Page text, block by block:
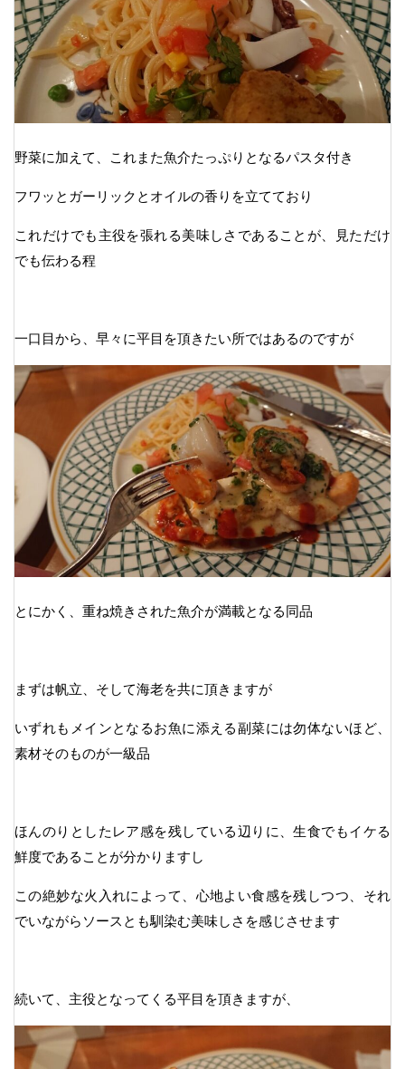
野菜に加えて、これまた魚介たっぷりとなるパスタ付き
フワッとガーリックとオイルの香りを立てており
これだけでも主役を張れる美味しさであることが、見ただけ
でも伝わる程
一口目から、早々に平目を頂きたい所ではあるのですが
とにかく、重ね焼きされた魚介が満載となる同品
まずは帆立、そして海老を共に頂きますが
いずれもメインとなるお魚に添える副菜には勿体ないほど、
素材そのものが一級品
ほんのりとしたレア感を残している辺りに、生食でもイケる
鮮度であることが分かりますし
この絶妙な火入れによって、心地よい食感を残しつつ、それ
でいながらソースとも馴染む美味しさを感じさせます
続いて、主役となってくる平目を頂きますが、